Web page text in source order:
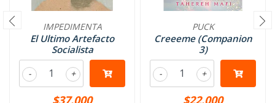
IMPEDIMENTA
El Ultimo Artefacto
Socialista
+
-
$37.000
PUCK
Creeeme (Companion
3)
+
-
$22.000